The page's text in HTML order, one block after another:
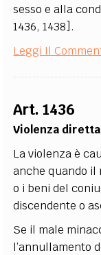
sesso e alla
1436, 1438].
Leggi Il
Art. 1436
Violenza
La violenza è
anche quando il
o i beni del
discendente o
Se il male
l’annullamento